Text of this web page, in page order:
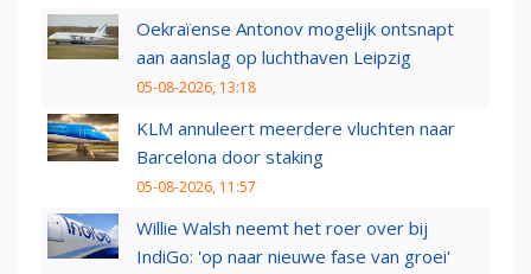
Oekraïense Antonov mogelijk ontsnapt
aan aanslag op luchthaven Leipzig
05-08-2026, 13:18
KLM annuleert meerdere vluchten naar
Barcelona door staking
05-08-2026, 11:57
Willie Walsh neemt het roer over bij
IndiGo: 'op naar nieuwe fase van groei'